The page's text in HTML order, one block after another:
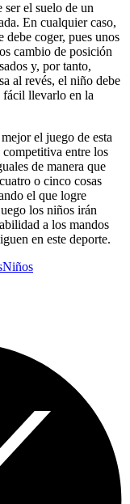
el suelo de un
En cualquier caso,
coger, pues unos
cambio de posición
y, por tanto,
al revés, el niño debe
fácil llevarlo en la
el juego de esta
competitiva entre los
de manera que
o cinco cosas
el que logre
los niños irán
a los mandos
en este deporte.
Niños